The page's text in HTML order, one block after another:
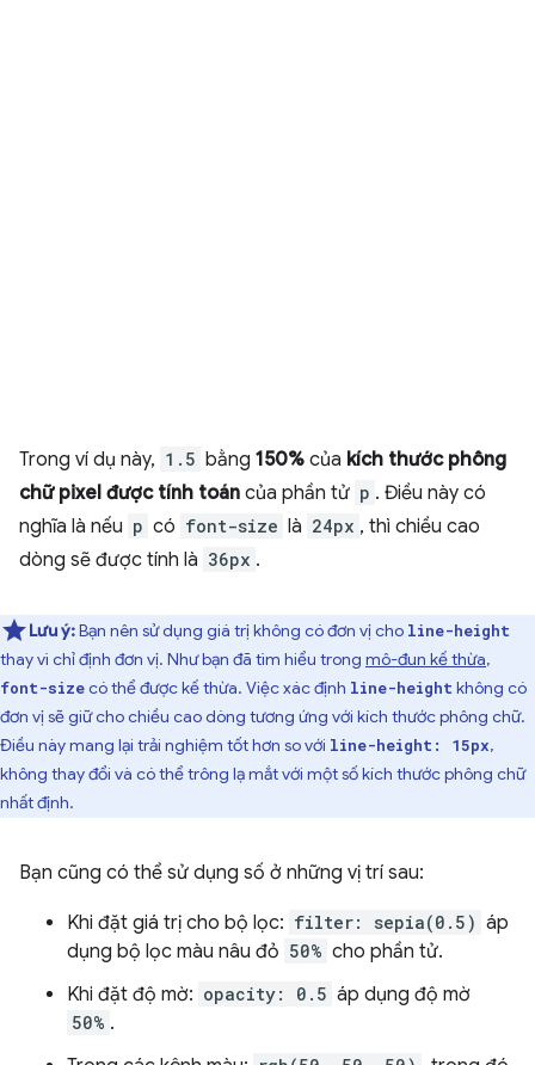
Trong ví dụ này, 1.5 bằng 150% của kích thước phông
chữ pixel được tính toán của phần tử p . Điều này có
nghĩa là nếu p có font-size là 24px , thì chiều cao
dòng sẽ được tính là 36px .
Lưu ý:Bạn nên sử dụng giá trị không có đơn vị cho line-height
thay vì chỉ định đơn vị. Như bạn đã tìm hiểu trong mô-đun kế thừa,
font-sizecó thể được kế thừa. Việc xác định line-height không có
đơn vị sẽ giữ cho chiều cao dòng tương ứng với kích thước phông chữ.
Điều này mang lại trải nghiệm tốt hơn so với line-height: 15px,
không thay đổi và có thể trông lạ mắt với một số kích thước phông chữ
nhất định.
Bạn cũng có thể sử dụng số ở những vị trí sau:
Khi đặt giá trị cho bộ lọc: filter: sepia(0.5) áp
dụng bộ lọc màu nâu đỏ 50% cho phần tử.
Khi đặt độ mờ: opacity: 0.5 áp dụng độ mờ
50% .